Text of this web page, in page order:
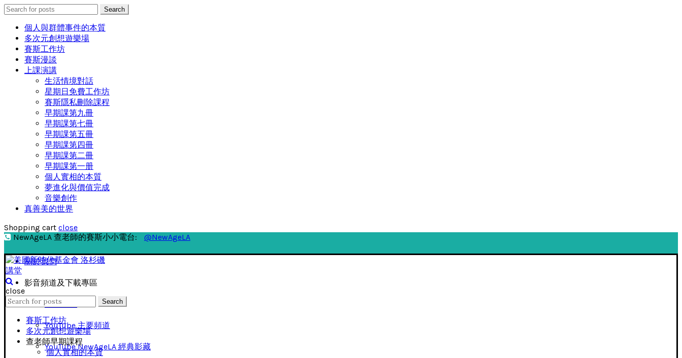
Search
for:
Search
個人與群體事件的本質
多次元創想遊樂場
賽斯工作坊
賽斯漫談
上課演講
生活情境對話
星期日免費工作坊
賽斯隱私刪除課程
早期課第九冊
早期課第七冊
早期課第五冊
早期課第四冊
早期課第二冊
早期課第一册
個人實相的本質
夢進化與價值完成
音樂創作
真善美的世界
Shopping cart close
NewAgeLA 查老師的賽斯小小電台:
@NewAgeLA
關於我們
影音頻道及下載專區
影音下載
YouTube 主要頻道
YouTube NewAgeLA 經典影藏
close
Search
for:
Search
賽斯工作坊
多次元創想遊樂場
查老師早期課程
個人實相的本質